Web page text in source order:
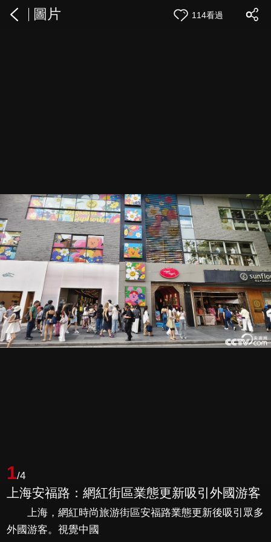
圖片 114看過
1/4
上海安福路：網紅街區業態更新吸引外國游客
上海，網紅時尚旅游街區安福路業態更新後吸引眾多
外國游客。視覺中國